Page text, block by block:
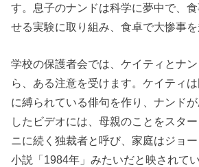
す。息子のナンドは科学に夢中で、
せる実験に取り組み、食卓で大惨事を
学校の保護者会では、ケイティとナ
ら、ある注意を受けます。ケイティ
に縛られている俳句を作り、ナンド
したビデオには、母親のことをスタ
ニに続く独裁者と呼び、家庭はジョ
小説「1984年」みたいだと映されて